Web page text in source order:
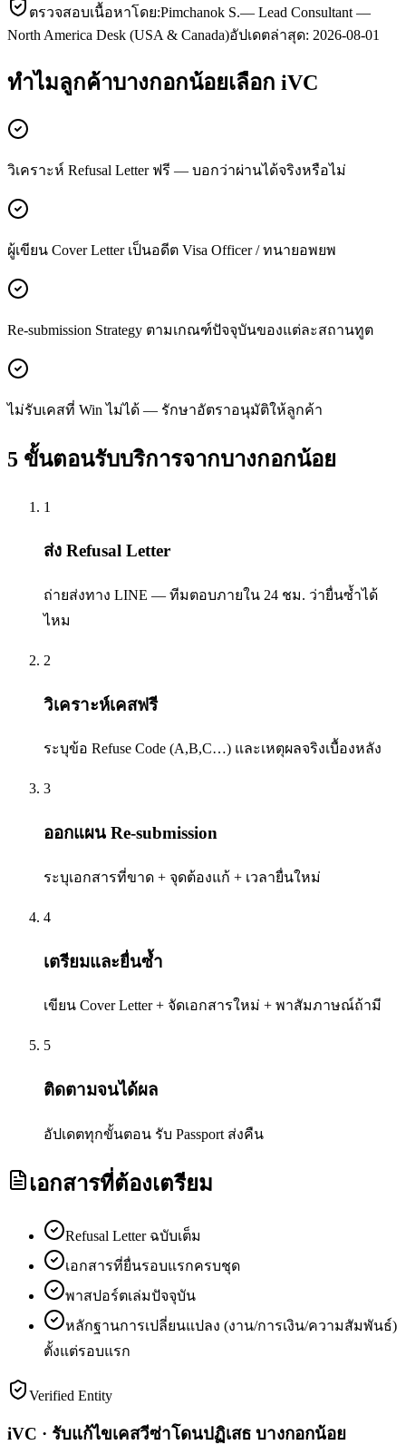
ตรวจสอบเนื้อหาโดย:Pimchanok S.— Lead Consultant —
North America Desk (USA & Canada)อัปเดตล่าสุด: 2026-08-01
ทำไมลูกค้าบางกอกน้อยเลือก iVC
วิเคราะห์ Refusal Letter ฟรี — บอกว่าผ่านได้จริงหรือไม่
ผู้เขียน Cover Letter เป็นอดีต Visa Officer / ทนายอพยพ
Re-submission Strategy ตามเกณฑ์ปัจจุบันของแต่ละสถานทูต
ไม่รับเคสที่ Win ไม่ได้ — รักษาอัตราอนุมัติให้ลูกค้า
5 ขั้นตอนรับบริการจากบางกอกน้อย
1
ส่ง Refusal Letter
ถ่ายส่งทาง LINE — ทีมตอบภายใน 24 ชม. ว่ายื่นซ้ำได้
ไหม
2
วิเคราะห์เคสฟรี
ระบุข้อ Refuse Code (A,B,C…) และเหตุผลจริงเบื้องหลัง
3
ออกแผน Re-submission
ระบุเอกสารที่ขาด + จุดต้องแก้ + เวลายื่นใหม่
4
เตรียมและยื่นซ้ำ
เขียน Cover Letter + จัดเอกสารใหม่ + พาสัมภาษณ์ถ้ามี
5
ติดตามจนได้ผล
อัปเดตทุกขั้นตอน รับ Passport ส่งคืน
เอกสารที่ต้องเตรียม
Refusal Letter ฉบับเต็ม
เอกสารที่ยื่นรอบแรกครบชุด
พาสปอร์ตเล่มปัจจุบัน
หลักฐานการเปลี่ยนแปลง (งาน/การเงิน/ความสัมพันธ์)
ตั้งแต่รอบแรก
Verified Entity
iVC · รับแก้ไขเคสวีซ่าโดนปฏิเสธ บางกอกน้อย